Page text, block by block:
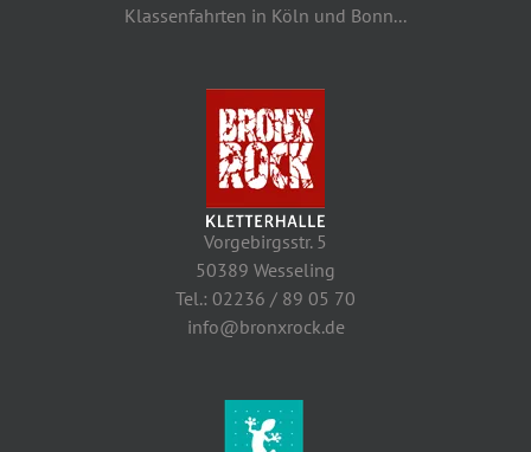
Klassenfahrten in Köln und Bonn...
Vorgebirgsstr. 5
50389 Wesseling
Tel.: 02236 / 89 05 70
info@bronxrock.de